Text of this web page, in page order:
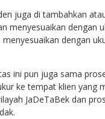
juga di tambahkan
menyesuaikan dengan
dengan
ini pun juga sama
ke tempat klien yang
JaDeTaBek dan